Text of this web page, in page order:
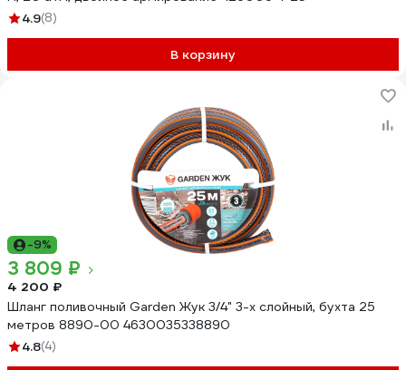
4.9(8)
В корзину
-9%
3 809 ₽
4 200 ₽
Шланг поливочный Garden Жук 3/4" 3-х слойный, бухта 25
метров 8890-00 4630035338890
4.8(4)